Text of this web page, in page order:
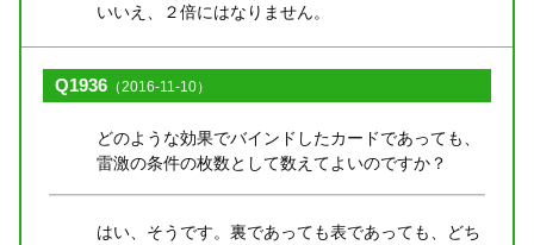
いいえ、２倍にはなりません。
Q1936 （2016-11-10）
どのような効果でバインドしたカードであっても、
雷激の条件の枚数として数えてよいのですか？
はい、そうです。裏であっても表であっても、どち